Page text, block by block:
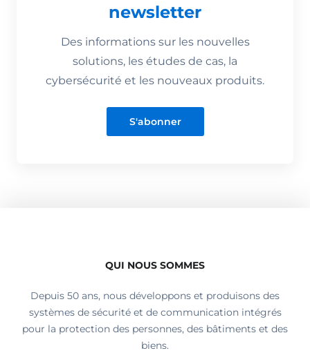
newsletter
Des informations sur les nouvelles
solutions, les études de cas, la
cybersécurité et les nouveaux produits.
S'abonner
QUI NOUS SOMMES
Depuis 50 ans, nous développons et produisons des
systèmes de sécurité et de communication intégrés
pour la protection des personnes, des bâtiments et des
biens.